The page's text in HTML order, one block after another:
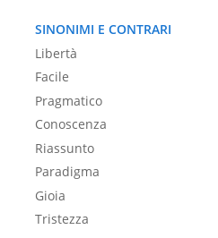
SINONIMI E CONTRARI
Libertà
Facile
Pragmatico
Conoscenza
Riassunto
Paradigma
Gioia
Tristezza